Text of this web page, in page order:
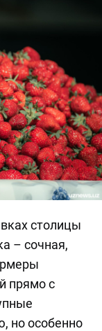
столицы
– сочная,
прямо с
но особенно